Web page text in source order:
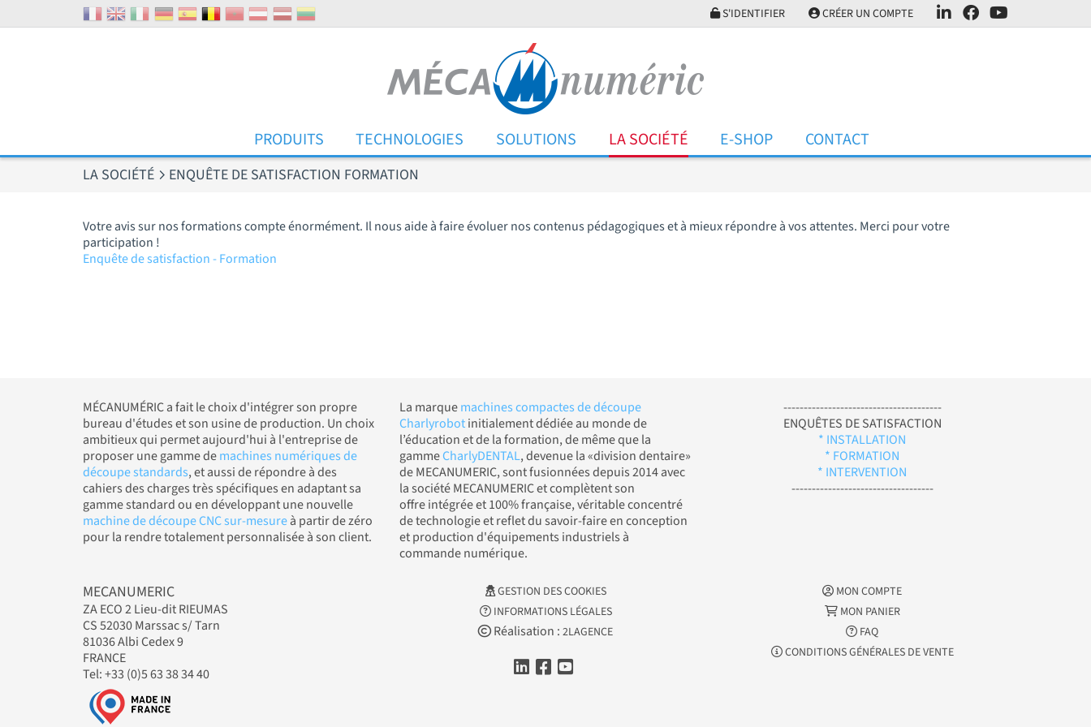
S'IDENTIFIER CRÉER UN COMPTE
PRODUITS TECHNOLOGIES SOLUTIONS LA SOCIÉTÉ E-SHOP CONTACT
LA SOCIÉTÉ ENQUÊTE DE SATISFACTION FORMATION
Votre avis sur nos formations compte énormément. Il nous aide à faire évoluer nos contenus pédagogiques et à mieux répondre à vos attentes. Merci pour votre
participation !
Enquête de satisfaction - Formation
MÉCANUMÉRIC a fait le choix d'intégrer son propre
bureau d'études et son usine de production. Un choix
ambitieux qui permet aujourd'hui à l'entreprise de
proposer une gamme demachines numériques de
découpe standards, et aussi de répondre à des
cahiers des charges très spécifiques en adaptant sa
gamme standard ou en développant une nouvelle
machine de découpe CNC sur-mesureà partir de zéro
pour la rendre totalement personnalisée à son client.
La marquemachines compactes de découpe
Charlyrobotinitialement dédiée au monde de
l’éducation et de la formation, de même que la
gammeCharlyDENTAL, devenue la «division dentaire»
de MECANUMERIC, sont fusionnées depuis 2014 avec
la société MECANUMERIC et complètent son
offre intégrée et 100% française, véritable concentré
de technologie et reflet du savoir-faire en conception
et production d'équipements industriels à
commande numérique.
---------------------------------------
ENQUÊTES DE SATISFACTION
* INSTALLATION
* FORMATION
* INTERVENTION
-----------------------------------
MECANUMERIC
ZA ECO 2 Lieu-dit RIEUMAS
CS 52030 Marssac s/ Tarn
81036 Albi Cedex 9
FRANCE
Tel: +33 (0)5 63 38 34 40
GESTION DES COOKIES
INFORMATIONS LÉGALES
Réalisation : 2LAGENCE
MON COMPTE
MON PANIER
FAQ
CONDITIONS GÉNÉRALES DE VENTE
Panneau de gestion des cookies